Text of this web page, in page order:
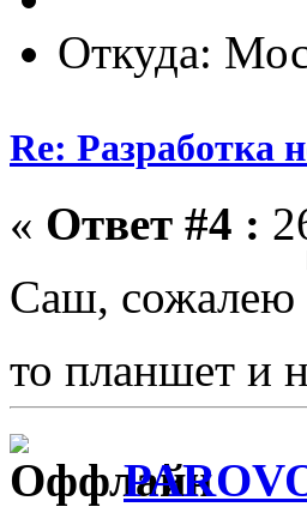
Откуда:
Re: Разработка
« Ответ #4 :
Саш, сожалею
то планшет и